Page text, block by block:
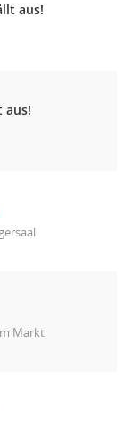
aus!
aus!
Markt